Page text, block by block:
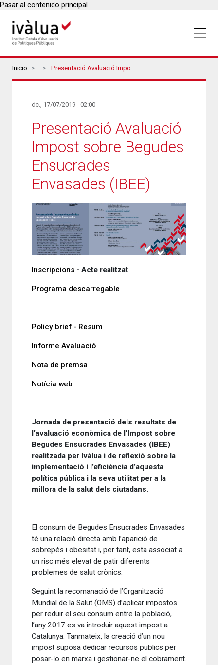
Pasar al contenido principal
Breadcrumbs
Inicio Presentació Avaluació Impost Sobre Begudes Ensucrades Envasades (IBEE)
dc., 17/07/2019 - 02:00
Presentació Avaluació
Impost sobre Begudes
Ensucrades
Envasades (IBEE)
Inscripcions - Acte realitzat
Programa descarregable
Policy brief - Resum
Informe Avaluació
Nota de premsa
Notícia web
Jornada de presentació dels resultats de
l’avaluació econòmica de l’Impost sobre
Begudes Ensucrades Envasades (IBEE)
realitzada per Ivàlua i de reflexió sobre la
implementació i l’eficiència d’aquesta
política pública i la seva utilitat per a la
millora de la salut dels ciutadans.
El consum de Begudes Ensucrades Envasades
té una relació directa amb l’aparició de
sobrepès i obesitat i, per tant, està associat a
un risc més elevat de patir diferents
problemes de salut crònics.
Seguint la recomanació de l’Organització
Mundial de la Salut (OMS) d’aplicar impostos
per reduir el seu consum entre la població,
l’any 2017 es va introduir aquest impost a
Catalunya. Tanmateix, la creació d’un nou
impost suposa dedicar recursos públics per
posar-lo en marxa i gestionar-ne el cobrament.